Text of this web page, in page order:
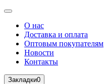
О нас
Доставка и оплата
Оптовым покупателям
Новости
Контакты
Закладки0